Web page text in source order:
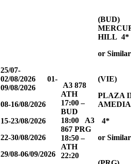
25/07-
02/08/2026 01-
09/08/2026
08-16/08/2026
15-23/08/2026
22-30/08/2026
29/08-06/09/2026
Α3 878
ATH
17:00 –
BUD
18:00 A3
867 PRG
18:50 –
ATH
22:20
HILL 4*
or Similar
(VIE)
PLAZA
AMEDIA
4*
or Similar